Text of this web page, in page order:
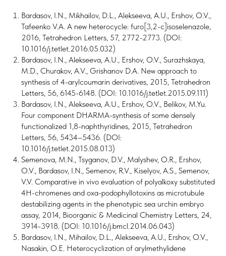
Bardasov, I.N., Mikhailov, D.L., Alekseeva, A.U., Ershov, O.V.,
Tafeenko V.A. A new heterocycle: furo[3,2-c]isoselenazole,
2016, Tetrahedron Letters, 57, 2772-2773. (DOI:
10.1016/j.tetlet.2016.05.032)
Bardasov, I.N., Alekseeva, A.U., Ershov, O.V., Surazhskaya,
M.D., Churakov, A.V., Grishanov D.A. New approach to
synthesis of 4-arylcoumarin derivatives, 2015, Tetrahedron
Letters, 56, 6145-6148. (DOI: 10.1016/j.tetlet.2015.09.111)
Bardasov, I.N., Alekseeva, A.U., Ershov, O.V., Belikov, M.Yu.
Four component DHARMA-synthesis of some densely
functionalized 1,8-naphthyridines, 2015, Tetrahedron
Letters, 56, 5434–5436. (DOI:
10.1016/j.tetlet.2015.08.013)
Semenova, M.N., Tsyganov, D.V., Malyshev, O.R., Ershov,
O.V., Bardasov, I.N., Semenov, R.V., Kiselyov, A.S., Semenov,
V.V. Comparative in vivo evaluation of polyalkoxy substituted
4H-chromenes and oxa-podophyllotoxins as microtubule
destabilizing agents in the phenotypic sea urchin embryo
assay, 2014, Bioorganic & Medicinal Chemistry Letters, 24,
3914-3918. (DOI: 10.1016/j.bmcl.2014.06.043)
Bardasov, I.N., Mihailov, D.L., Alekseeva, A.U., Ershov, O.V.,
Nasakin, O.E. Heterocyclization of arylmethylidene